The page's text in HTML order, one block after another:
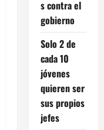
s contra el
gobierno
Solo 2 de
cada 10
jóvenes
quieren ser
sus propios
jefes